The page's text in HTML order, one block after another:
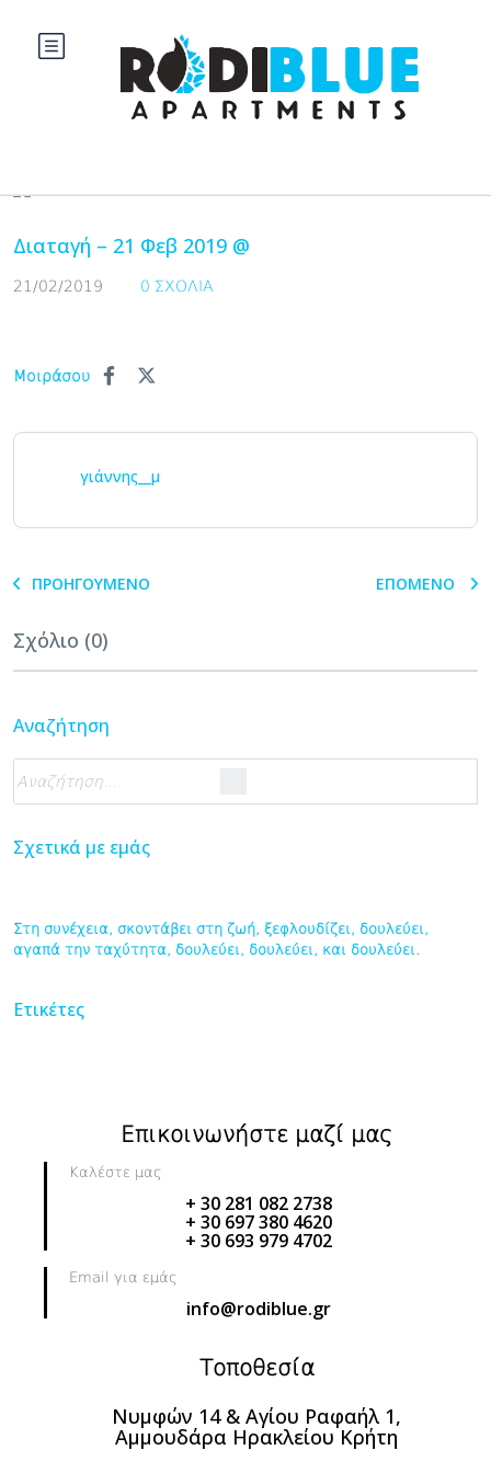
Διαταγή – 21 Φεβ 2019 @
21/02/2019 0 ΣΧΌΛΙΑ
Μοιράσου
γιάννης__μ
ΠΡΟΗΓΟΎΜΕΝΟ ΕΠΌΜΕΝΟ
Σχόλιο (0)
Αναζήτηση
Σχετικά με εμάς
Στη συνέχεια, σκοντάβει στη ζωή, ξεφλουδίζει, δουλεύει,
αγαπά την ταχύτητα, δουλεύει, δουλεύει, και δουλεύει.
Ετικέτες
Επικοινωνήστε μαζί μας
Καλέστε μας
+ 30 281 082 2738
+ 30 697 380 4620
+ 30 693 979 4702
Email για εμάς
info@rodiblue.gr
Τοποθεσία
Νυμφών 14 & Αγίου Ραφαήλ 1,
Αμμουδάρα Ηρακλείου Κρήτη